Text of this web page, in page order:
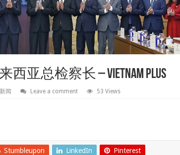
亚总检察长 – Vietnam Plus
闻 Leave a comment 53 Views
Stumbleupon LinkedIn Pinterest